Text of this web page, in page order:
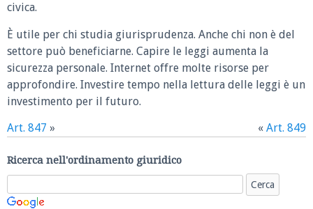
civica.
È utile per chi studia giurisprudenza. Anche chi non è del
settore può beneficiarne. Capire le leggi aumenta la
sicurezza personale. Internet offre molte risorse per
approfondire. Investire tempo nella lettura delle leggi è un
investimento per il futuro.
Art. 847 » « Art. 849
Ricerca nell'ordinamento giuridico